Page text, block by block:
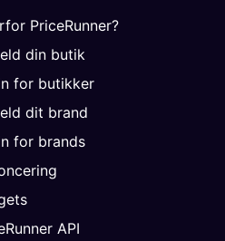
PriceRunner?
din butik
for butikker
dit brand
for brands
API